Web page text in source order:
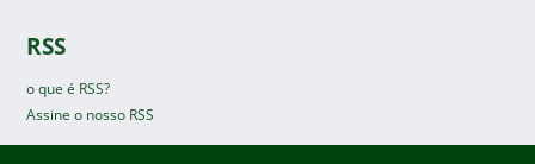
RSS
o que é RSS?
Assine o nosso RSS